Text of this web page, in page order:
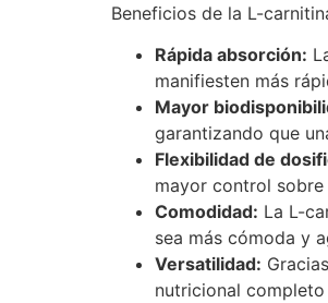
Beneficios de la L-
Rápida absorción:
manifiesten más
Mayor
garantizando que
Flexibilidad de
mayor control
Comodidad: La L-
sea más cómoda y
Versatilidad:
nutricional